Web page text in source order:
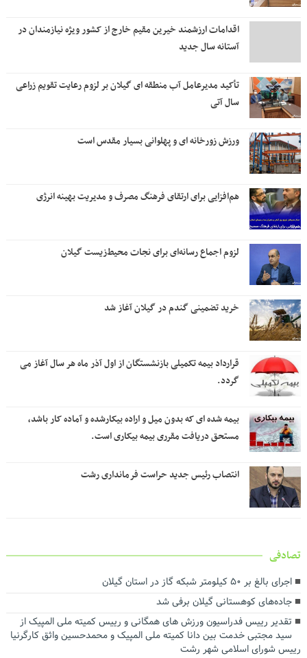
اقدامات ارزشمند خیرین مقیم خارج از کشور ویژه نیازمندان در
آستانه سال جدید
تأکید مدیرعامل آب منطقه ای گیلان بر لزوم رعایت تقویم زراعی‌
سال آتی
ورزش زورخانه ای و پهلوانی بسیار مقدس است
هم‌افزایی برای ارتقای فرهنگ مصرف و مدیریت بهینه انرژی
لزوم اجماع رسانه‌ای برای نجات محیط‌زیست گیلان
خرید تضمینی گندم در گیلان آغاز شد
قرارداد بیمه تکمیلی بازنشستگان از اول آذر ماه هر سال آغاز می
گردد.
بیمه شده ای که بدون میل و اراده بیکارشده و آماده کار باشد،
مستحق دریافت مقرری بیمه بیکاری است.
انتصاب رئیس جدید حراست فرمانداری رشت
تصادفی
اجرای بالغ بر ۵۰ کیلومتر شبکه گاز در استان گیلان
جاده‌های کوهستانی گیلان برفی شد
تقدیر رییس فدراسیون ورزش های همگانی و رییس کمیته ملی المپیک از
سید مجتبی خدمت بین دانا کمیته ملی المپیک و محمدحسین واثق کارگرنیا
رییس شورای اسلامی شهر رشت